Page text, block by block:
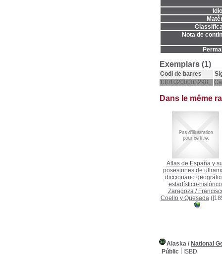
Nota de
Exemplars (1)
Codi de barres
13010200001298
Dans le même
Atlas de España y
posesiones de
diccionario
estadístico-
Zaragoza/
Coello y Quesada
Alaska / National
Públic
ISBD